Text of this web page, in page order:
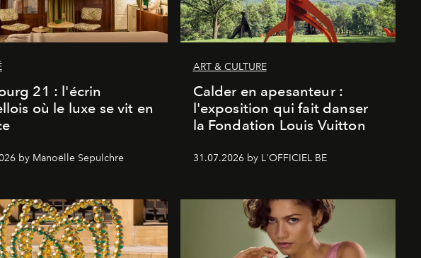
21 : l'écrin
où le luxe se vit en
by Manoëlle Sepulchre
ART & CULTURE
Calder en apesanteur :
l'exposition qui fait danser
la Fondation Louis Vuitton
31.07.2026 by L'OFFICIEL BE